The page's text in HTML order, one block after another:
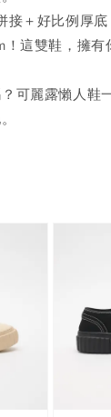
接＋好比例厚
這雙鞋，擁有
可麗露懶人鞋